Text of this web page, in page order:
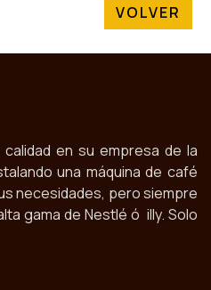
VOLVER
en su empresa de la
una máquina de café
necesidades, pero siempre
gama de Nestlé ó illy. Solo